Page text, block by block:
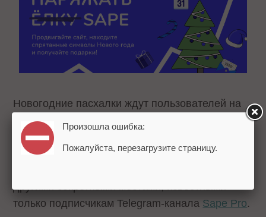
Новогодние пасхалки ждут пользователей на
разных страницах сервиса. Спешите поскорее
найти их и собрать все праздничные бонусы!
Подсказка: украшения и символы Нового года
другими секретными местами, известными
только подписчикам Telegram-канала Sape Pro.
Произошла ошибка:
Пожалуйста, перезагрузите страницу.